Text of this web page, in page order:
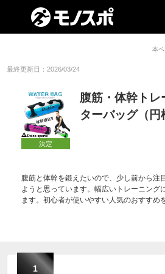
本
最終更新日：2026/03/24
決定
腹筋・体幹ト
ターバッグ（
腹筋と体幹を鍛えたいので、少し前から
ようと思っています。幅広いトレーニン
ます。初心者が使いやすい人気のおすすめ
1